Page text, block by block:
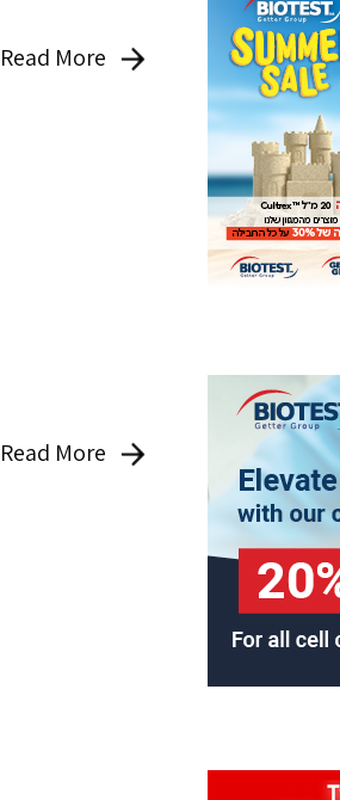
Read More
Read More